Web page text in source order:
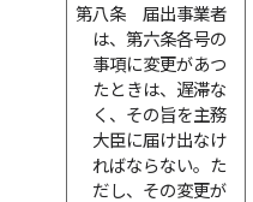
第八条
届出事業者
は、第六条各号の
事項に変更があつ
たときは、遅滞な
く、その旨を主務
大臣に届け出なけ
ればならない。た
だし、その変更が